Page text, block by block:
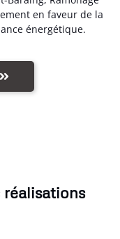
en faveur de la
énergétique.
réalisations